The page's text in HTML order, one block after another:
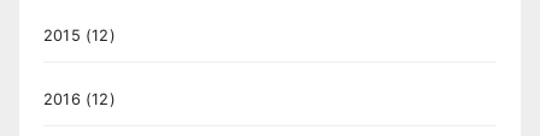
2015 (12)
2016 (12)